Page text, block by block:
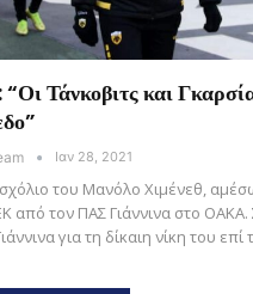
“Οι Τάνκοβιτς και
Ιαν 28, 2021
του Μανόλο Χιμένεθ,
από τον ΠΑΣ Γιάννινα στο
για τη δίκαιη νίκη του